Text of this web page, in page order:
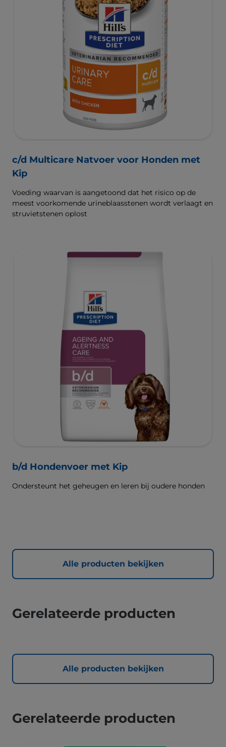
c/d Multicare Natvoer voor Honden met
Kip
Voeding waarvan is aangetoond dat het risico op de
meest voorkomende urineblaasstenen wordt verlaagt en
struvietstenen oplost
b/d Hondenvoer met Kip
Ondersteunt het geheugen en leren bij oudere honden
Alle producten bekijken
Gerelateerde producten
Alle producten bekijken
Gerelateerde producten